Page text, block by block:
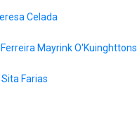
Celada
Mayrink O'Kuinghttons
Farias